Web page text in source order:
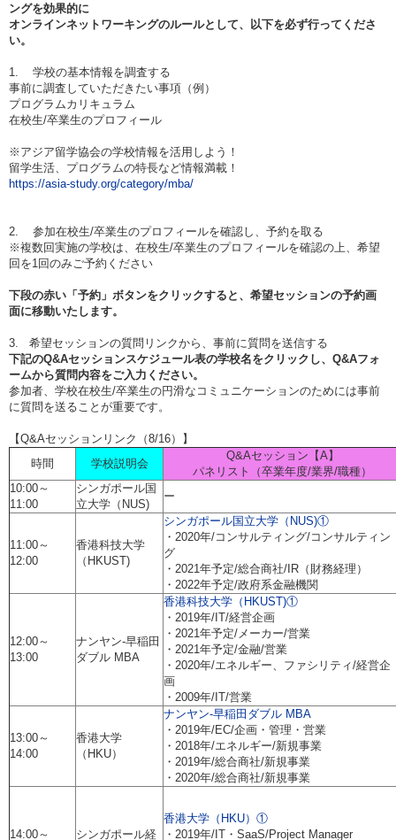
ングを効果的に
オンラインネットワーキングのルールとして、以下を必ず行ってくださ
い。
1. 学校の基本情報を調査する
事前に調査していただきたい事項（例）
プログラムカリキュラム
在校生/卒業生のプロフィール
※アジア留学協会の学校情報を活用しよう！
留学生活、プログラムの特長など情報満載！
https://asia-study.org/category/mba/
2. 参加在校生/卒業生のプロフィールを確認し、予約を取る
※複数回実施の学校は、在校生/卒業生のプロフィールを確認の上、希望
回を1回のみご予約ください
下段の赤い「予約」ボタンをクリックすると、希望セッションの予約画
面に移動いたします。
3. 希望セッションの質問リンクから、事前に質問を送信する
下記のQ&Aセッションスケジュール表の学校名をクリックし、Q&Aフォ
ームから質問内容をご入力ください。
参加者、学校在校生/卒業生の円滑なコミュニケーションのためには事前
に質問を送ることが重要です。
【Q&Aセッションリンク（8/16）】
時間
学校説明会
Q&Aセッション【A】
パネリスト（卒業年度/業界/職種）
10:00～
11:00
シンガポール国
立大学（NUS)
ー
11:00～
12:00
香港科技大学
（HKUST)
シンガポール国立大学（NUS)①
・2020年/コンサルティング/コンサルティン
グ
・2021年予定/総合商社/IR（財務経理）
・2022年予定/政府系金融機関
12:00～
13:00
ナンヤン-早稲田
ダブル MBA
香港科技大学（HKUST)①
・2019年/IT/経営企画
・2021年予定/メーカー/営業
・2021年予定/金融/営業
・2020年/エネルギー、ファシリティ/経営企
画
・2009年/IT/営業
13:00～
14:00
香港大学
（HKU）
ナンヤン-早稲田ダブル MBA
・2019年/EC/企画・管理・営業
・2018年/エネルギー/新規事業
・2019年/総合商社/新規事業
・2020年/総合商社/新規事業
14:00～ シンガポール経
香港大学（HKU）①
・2019年/IT・SaaS/Project Manager